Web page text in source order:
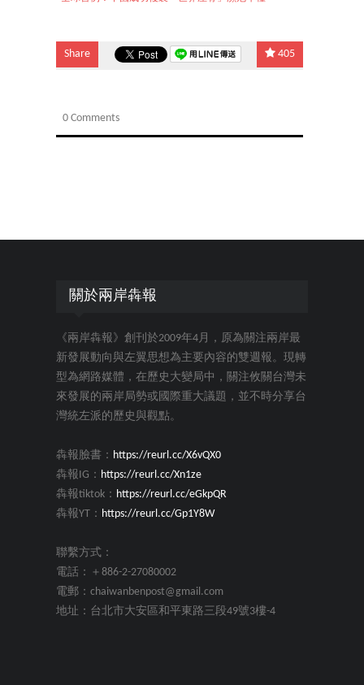
Share 405
0 Comments
關於兩岸犇報
《兩岸犇報》創刊於2009年4月，原為關注兩岸最
新發展動向與左翼思想為主要內容的雙週報。現轉
型為網路媒體，在歷史大變局中，關注攸關台灣未
來發展的兩岸局勢或國際重大議題，並不時分享台
灣統左派的歷史與觀點。
犇報臉書： https://reurl.cc/X6vQX0
犇報IG： https://reurl.cc/Xn1ze
犇報tiktok： https://reurl.cc/eGkpQR
犇報YT： https://reurl.cc/Gp1Y8W
聯繫方式：
電話：＋886-2-27080002
電郵：chaiwanbenpost@gmail.com
地址：台北市大安區和平東路三段49號3樓-4